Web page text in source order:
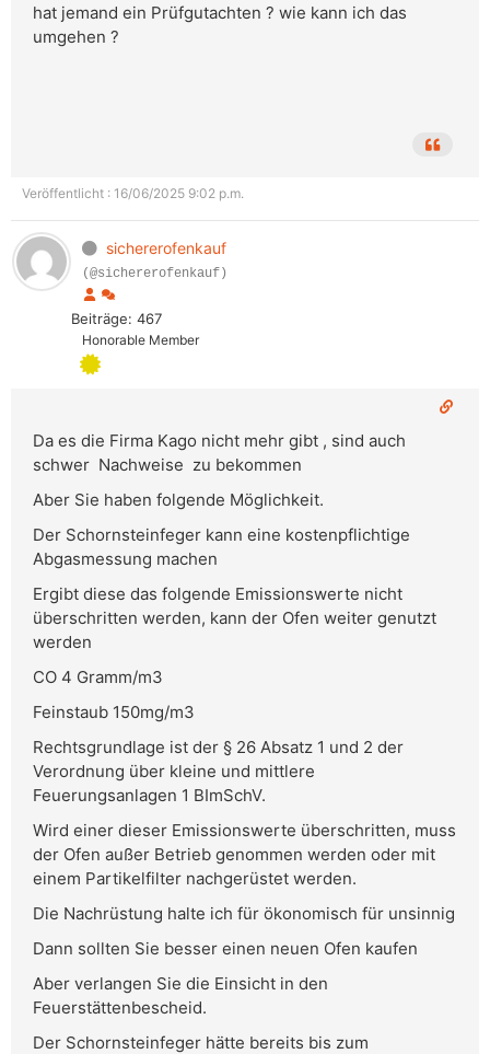
hat jemand ein Prüfgutachten ? wie kann ich das
umgehen ?
Veröffentlicht : 16/06/2025 9:02 p.m.
sichererofenkauf
(@sichererofenkauf)
Beiträge: 467
Honorable Member
Da es die Firma Kago nicht mehr gibt , sind auch
schwer Nachweise zu bekommen
Aber Sie haben folgende Möglichkeit.
Der Schornsteinfeger kann eine kostenpflichtige
Abgasmessung machen
Ergibt diese das folgende Emissionswerte nicht
überschritten werden, kann der Ofen weiter genutzt
werden
CO 4 Gramm/m3
Feinstaub 150mg/m3
Rechtsgrundlage ist der § 26 Absatz 1 und 2 der
Verordnung über kleine und mittlere
Feuerungsanlagen 1 BImSchV.
Wird einer dieser Emissionswerte überschritten, muss
der Ofen außer Betrieb genommen werden oder mit
einem Partikelfilter nachgerüstet werden.
Die Nachrüstung halte ich für ökonomisch für unsinnig
Dann sollten Sie besser einen neuen Ofen kaufen
Aber verlangen Sie die Einsicht in den
Feuerstättenbescheid.
Der Schornsteinfeger hätte bereits bis zum